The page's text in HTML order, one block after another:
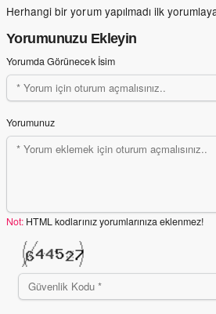
Herhangi bir yorum yapılmadı ilk
Yorumunuzu Ekleyin
Yorumda Görünecek İsim
Yorumunuz
Not: HTML kodlarınız yorumlarınıza eklenmez!